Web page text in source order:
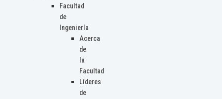
Facultad
de
Ingeniería
Acerca
de
la
Facultad
Líderes
de